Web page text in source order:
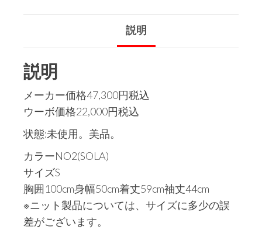
説明
説明
メーカー価格47,300円税込
ウーボ価格22,000円税込
状態:未使用。美品。
カラーNO2(SOLA)
サイズS
胸囲100cm身幅50cm着丈59cm袖丈44cm
※ニット製品については、サイズに多少の誤
差がございます。